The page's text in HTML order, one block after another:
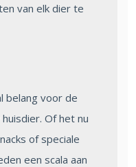
van elk dier te
belang voor de
Of het nu
of speciale
een scala aan